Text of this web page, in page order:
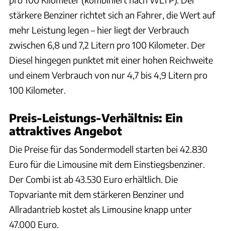
stärkere Benziner richtet sich an Fahrer, die Wert auf
mehr Leistung legen – hier liegt der Verbrauch
zwischen 6,8 und 7,2 Litern pro 100 Kilometer. Der
Diesel hingegen punktet mit einer hohen Reichweite
und einem Verbrauch von nur 4,7 bis 4,9 Litern pro
100 Kilometer.
Preis-Leistungs-Verhältnis: Ein
attraktives Angebot
Die Preise für das Sondermodell starten bei 42.830
Euro für die Limousine mit dem Einstiegsbenziner.
Der Combi ist ab 43.530 Euro erhältlich. Die
Topvariante mit dem stärkeren Benziner und
Allradantrieb kostet als Limousine knapp unter
47.000 Euro.